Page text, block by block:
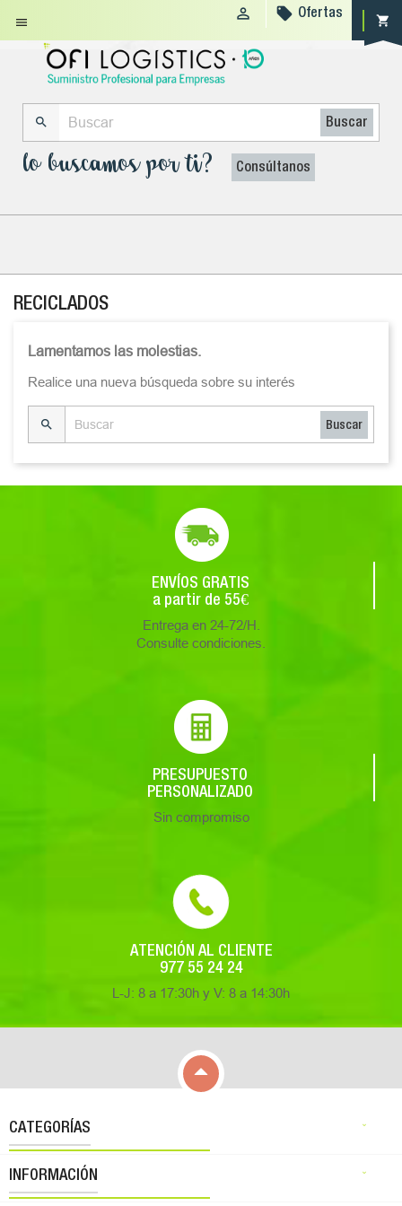
 shopping_cart
  Ofertas
 Buscar
lo buscamos por ti? Consúltanos
RECICLADOS
Lamentamos las molestias.
Realice una nueva búsqueda sobre su interés
 Buscar
ENVÍOS GRATIS
a partir de 55€
Entrega en 24-72/H.
Consulte condiciones.
PRESUPUESTO
PERSONALIZADO
Sin compromiso
ATENCIÓN AL CLIENTE
977 55 24 24
L-J: 8 a 17:30h y V: 8 a 14:30h

CATEGORÍAS 
INFORMACIÓN 